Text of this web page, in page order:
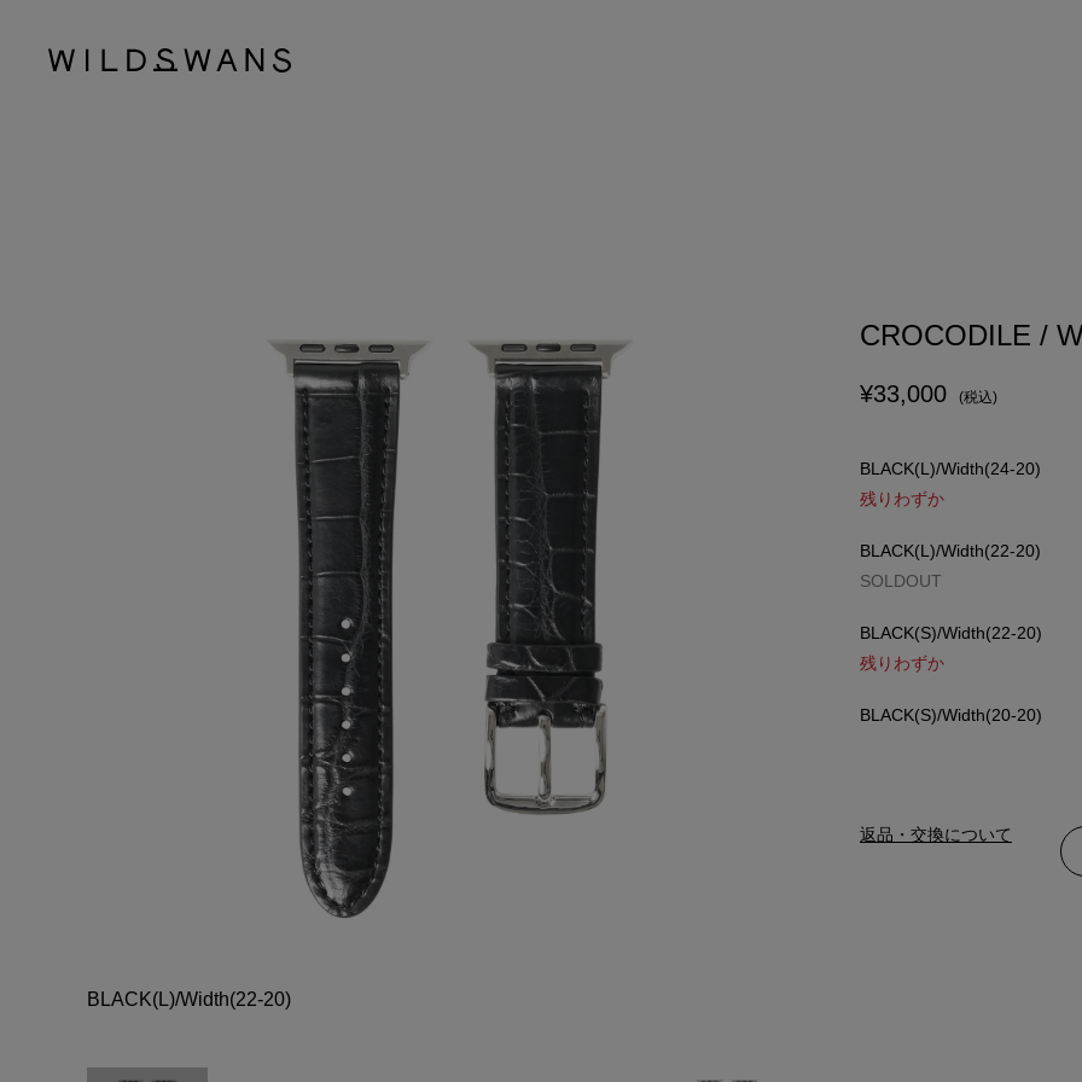
BLACK(L)/Width(22-20)
CROCODILE /
¥33,000 (税込)
BLACK(L)/Width(24-20)
残りわずか
BLACK(L)/Width(22-20)
SOLDOUT
BLACK(S)/Width(22-20)
残りわずか
BLACK(S)/Width(20-20)
返品・交換について